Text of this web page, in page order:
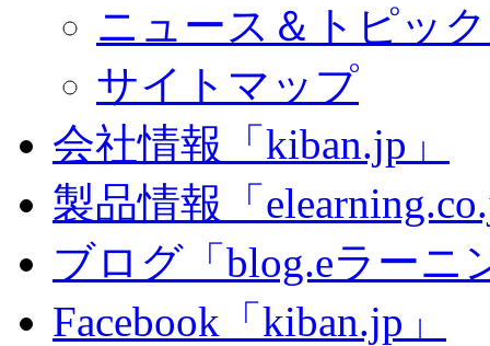
ニュース＆トピッ
サイトマップ
会社情報「kiban.jp」
製品情報「
ブログ「blog.eラーニ
Facebook「kiban.jp」